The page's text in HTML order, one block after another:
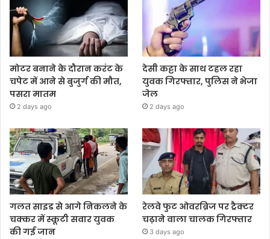
मोटर बनाने के दौरान करंट के
चपेट में आने से बुजुर्ग की मौत,
पसरा मातम
2 days ago
देसी कट्टा के साथ टहल रहा
युवक गिरफ्तार, पुलिस ने भेजा
जेल
2 days ago
गलत साइड से आगे निकलने के
चक्कर में स्कूटी सवार युवक
की गई जान
रेलवे फुट ओवरब्रिज पर ट्रैक्टर
चढ़ाने वाला चालक गिरफ्तार
3 days ago